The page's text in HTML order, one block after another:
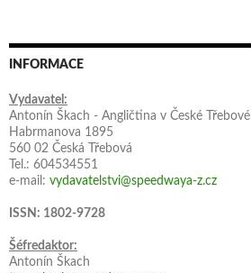
INFORMACE
Vydavatel:
Antonín Škach - Angličtina v České Třebové
Habrmanova 1895
560 02 Česká Třebová
Tel.: 604534551
e-mail: vydavatelstvi@speedwaya-z.cz
ISSN: 1802-9728
Šéfredaktor:
Antonín Škach